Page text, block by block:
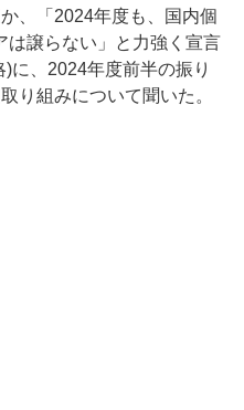
、「2024年度も、国内個
は譲らない」と力強く宣言
に、2024年度前半の振り
り組みについて聞いた。